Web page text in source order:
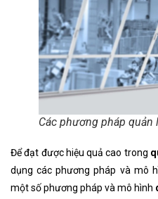
Các phương pháp quản
Để đạt được hiệu quả cao trong
dụng các phương pháp và mô
một số phương pháp và mô hình